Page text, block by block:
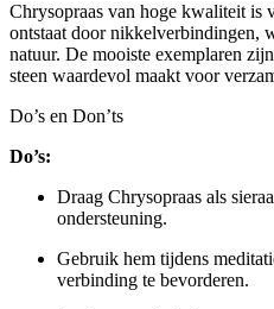
Chrysopraas van hoge kwaliteit is
ontstaat door nikkelverbindingen,
natuur. De mooiste exemplaren
steen waardevol maakt voor
Do’s en Don’ts
Do’s:
Draag Chrysopraas als
ondersteuning.
Gebruik hem tijdens
verbinding te bevorderen.